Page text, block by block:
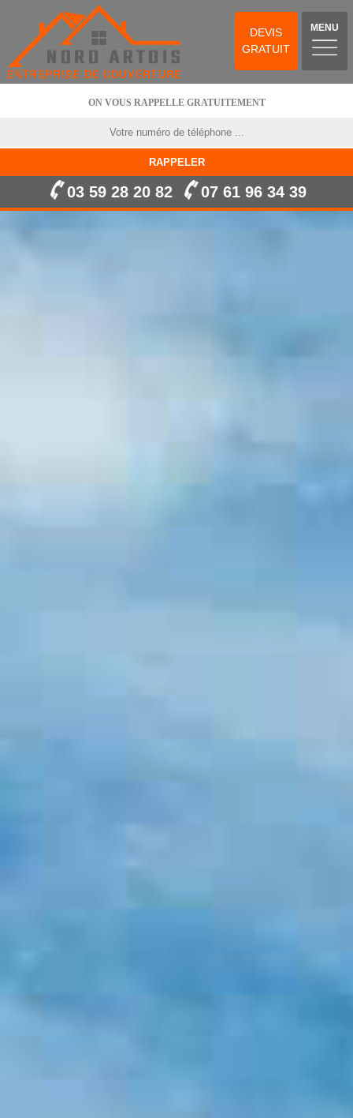
DEVIS
GRATUIT
MENU
ON VOUS RAPPELLE GRATUITEMENT
03 59 28 20 82 07 61 96 34 39